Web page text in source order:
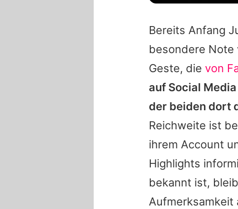
Bereits Anfang
besondere Note
Geste, die von
auf Social
der beiden dort
Reichweite ist
ihrem Account
Highlights
bekannt ist,
Aufmerksamkeit